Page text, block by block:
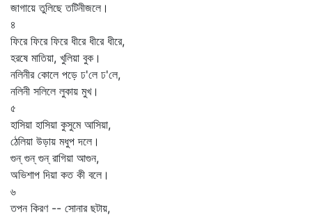
জাগায়ে তুলিছে তটিনীজলে।
৪
ফিরে ফিরে ফিরে ধীরে ধীরে ধীরে,
হরষে মাতিয়া, খুলিয়া বুক।
নলিনীর কোলে পড়ে ঢ'লে ঢ'লে,
নলিনী সলিলে লুকায় মুখ।
৫
হাসিয়া হাসিয়া কুসুমে আসিয়া,
ঠেলিয়া উড়ায় মধুপ দলে।
গুন্‌ গুন্‌ গুন্‌ রাগিয়া আগুন,
অভিশাপ দিয়া কত কী বলে।
৬
তপন কিরণ -- সোনার ছটায়,